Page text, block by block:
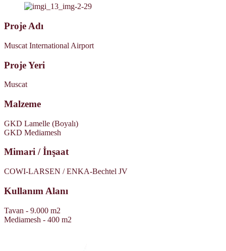
Proje Adı
Muscat International Airport
Proje Yeri
Muscat
Malzeme
GKD Lamelle (Boyalı)
GKD Mediamesh
Mimari / İnşaat
COWI-LARSEN / ENKA-Bechtel JV
Kullanım Alanı
Tavan - 9.000 m2
Mediamesh - 400 m2